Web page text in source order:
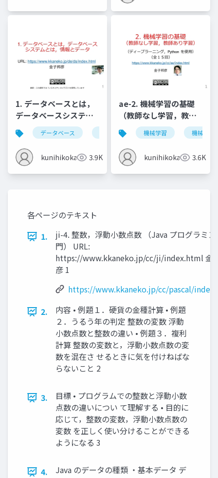
1. データベースとは，
データベースシステム
とは，情報とデータ
データベース データベースシステム 情報とデータ
kunihikokaneko3.9K
ae-2. 機械学習の基礎
（教師なし学習，教師
あり学習）
機械学習 機械学習
kunihikokaneko3.6K
各ページのテキスト
1.
ji-4. 整数，浮動小数点数 （Java プログラミ
門） URL:
https://www.kkaneko.jp/cc/ji/index.html 金
彦 1
https://www.kkaneko.jp/cc/pascal/
2.
内容 • 例題１．硬貨の金種計算 • 例題
２．うるう年の判定 整数の変数 浮動
小数点数と整数の違い • 例題３．複利
計算 整数の変数と，浮動小数点数の変
数を混在さ せるときに気を付けねばな
らないこと 2
3.
目標 • プログラムでの整数と浮動小数
点数の違いについ て理解する • 目的に
応じて，整数の変数，浮動小数点数の
変数 を正しく使い分けることができる
ようになる 3
4.
Java のデータの種類 ・基本データ デ